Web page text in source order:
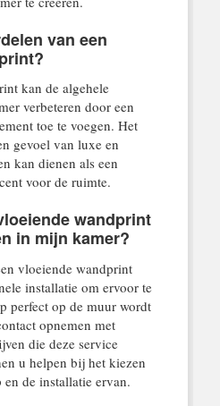
van een
kan de algehele
verbeteren door een
toe te voegen. Het
gevoel van luxe en
kan dienen als een
voor de ruimte.
wandprint
in mijn kamer?
vloeiende wandprint
installatie om ervoor te
perfect op de muur wordt
opnemen met
die deze service
u helpen bij het kiezen
de installatie ervan.